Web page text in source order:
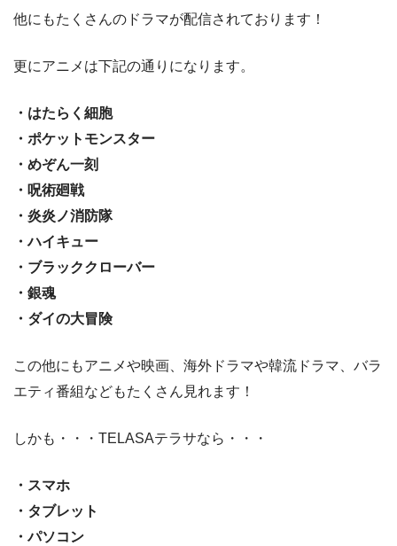
他にもたくさんのドラマが配信されております！
更にアニメは下記の通りになります。
・はたらく細胞
・ポケットモンスター
・めぞん一刻
・呪術廻戦
・炎炎ノ消防隊
・ハイキュー
・ブラッククローバー
・銀魂
・ダイの大冒険
この他にもアニメや映画、海外ドラマや韓流ドラマ、バラ
エティ番組などもたくさん見れます！
しかも・・・TELASAテラサなら・・・
・スマホ
・タブレット
・パソコン